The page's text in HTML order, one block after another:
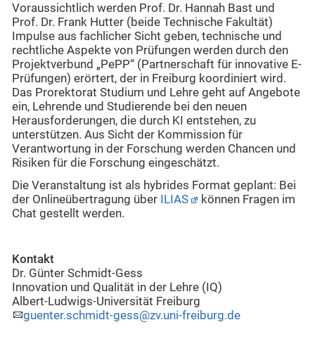
Voraussichtlich werden Prof. Dr. Hannah Bast und
Prof. Dr. Frank Hutter (beide Technische Fakultät)
Impulse aus fachlicher Sicht geben, technische und
rechtliche Aspekte von Prüfungen werden durch den
Projektverbund „PePP“ (Partnerschaft für innovative E-
Prüfungen) erörtert, der in Freiburg koordiniert wird.
Das Prorektorat Studium und Lehre geht auf Angebote
ein, Lehrende und Studierende bei den neuen
Herausforderungen, die durch KI entstehen, zu
unterstützen. Aus Sicht der Kommission für
Verantwortung in der Forschung werden Chancen und
Risiken für die Forschung eingeschätzt.
Die Veranstaltung ist als hybrides Format geplant: Bei
der Onlineübertragung über
ILIAS
können Fragen im
Chat gestellt werden.
Kontakt
Dr. Günter Schmidt-Gess
Innovation und Qualität in der Lehre (IQ)
Albert-Ludwigs-Universität Freiburg
guenter.schmidt-gess@zv.uni-freiburg.de